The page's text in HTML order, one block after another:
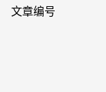
文章编号